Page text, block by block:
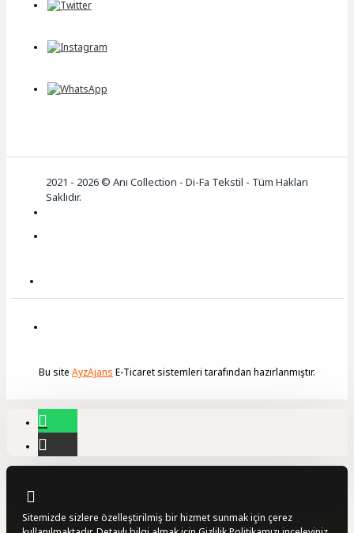
2021 - 2026 © Anı Collection - Di-Fa Tekstil - Tüm Hakları
Saklıdır.
Bu site AyzAjans E-Ticaret sistemleri tarafından hazırlanmıştır.
Sitemizde sizlere özelleştirilmiş bir hizmet sunmak için çerez